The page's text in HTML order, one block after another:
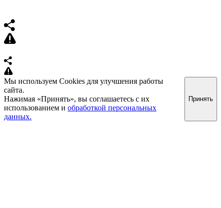
Мы используем Cookies для улучшения работы
сайта.
Нажимая «Принять», вы соглашаетесь с их
использованием и обработкой персональных
данных.
Принять